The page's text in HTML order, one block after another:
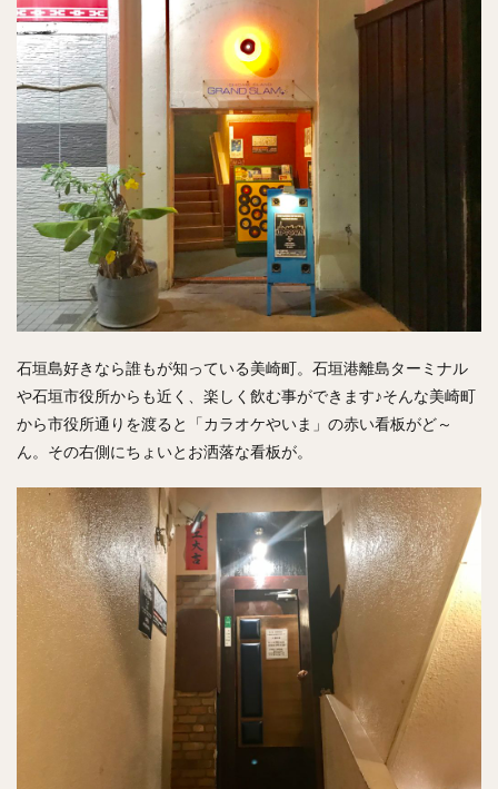
石垣島好きなら誰もが知っている美崎町。石垣港離島ターミナル
や石垣市役所からも近く、楽しく飲む事ができます♪そんな美崎町
から市役所通りを渡ると「カラオケやいま」の赤い看板がど～
ん。その右側にちょいとお洒落な看板が。